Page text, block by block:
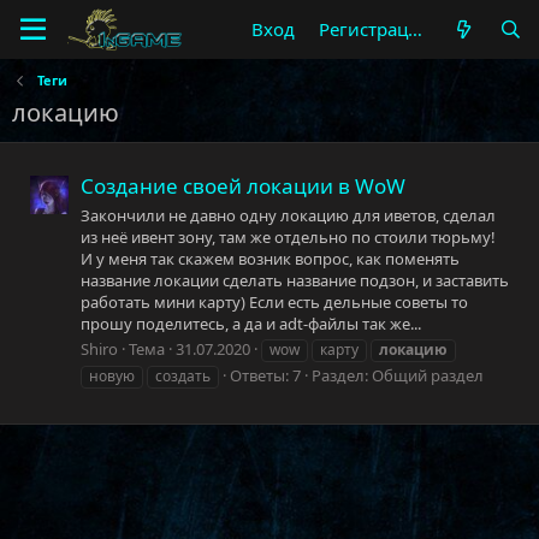
Вход Регистрация
Теги
локацию
Создание своей локации в WoW
Закончили не давно одну локацию для иветов, сделал
из неё ивент зону, там же отдельно по стоили тюрьму!
И у меня так скажем возник вопрос, как поменять
название локации сделать название подзон, и заставить
работать мини карту) Если есть дельные советы то
прошу поделитесь, а да и adt-файлы так же...
Shiro Тема 31.07.2020 wow карту
локацию
новую
создать Ответы: 7 Раздел: Общий раздел